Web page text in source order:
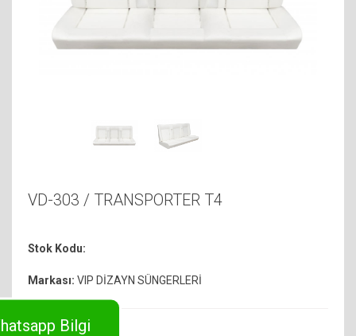
VD-303 / TRANSPORTER T4
Stok Kodu:
Markası: VIP DİZAYN SÜNGERLERİ
Bilgi